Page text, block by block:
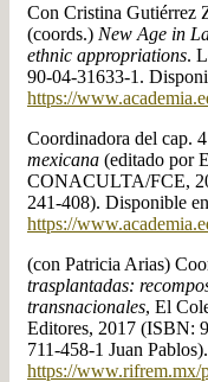
Con Cristina Gutiérrez
(coords.) New Age in
ethnic appropriations.
90-04-31633-1.
https://
Coordinadora del cap.
mexicana (editado por
CONACULTA/FCE,
241-408). Disponible
https://
(con Patricia Arias)
trasplantadas:
transnacionales, El
Editores, 2017 (ISBN:
711-458-1 Juan
https://www.rifrem.mx/